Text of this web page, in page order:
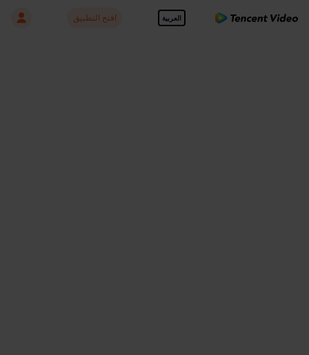
العربية افتح التطبيق